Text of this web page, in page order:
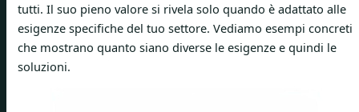
tutti. Il suo pieno valore si rivela solo quando è adattato alle
esigenze specifiche del tuo settore. Vediamo esempi concreti
che mostrano quanto siano diverse le esigenze e quindi le
soluzioni.